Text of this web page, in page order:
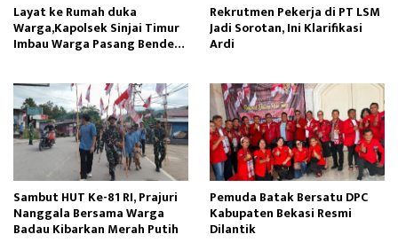
Layat ke Rumah duka
Warga,Kapolsek Sinjai Timur
Imbau Warga Pasang Bendera
Rekrutmen Pekerja di PT LSM
Jadi Sorotan, Ini Klarifikasi
Ardi
Sambut HUT Ke-81 RI, Prajuri
Nanggala Bersama Warga
Badau Kibarkan Merah Putih
Pemuda Batak Bersatu DPC
Kabupaten Bekasi Resmi
Dilantik